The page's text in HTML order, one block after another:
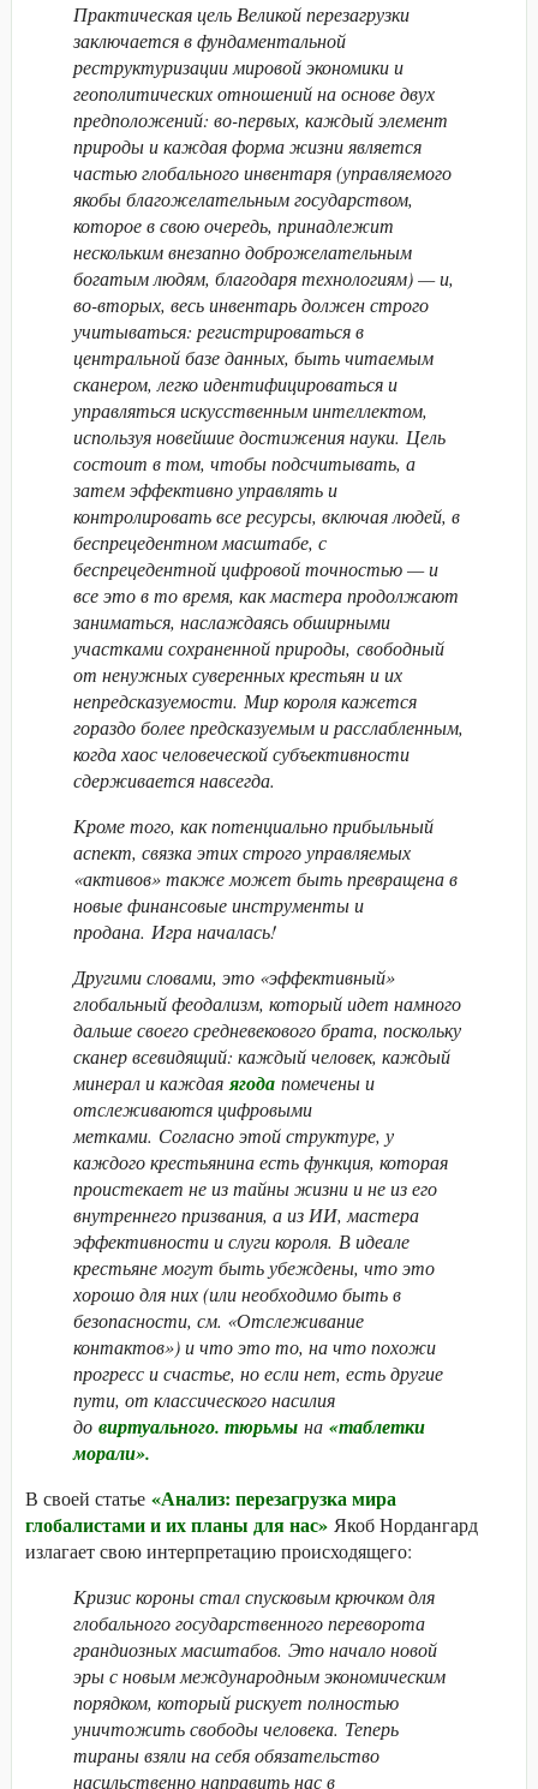
Практическая цель Великой перезагрузки
заключается в фундаментальной
реструктуризации мировой экономики и
геополитических отношений на основе двух
предположений: во-первых, каждый элемент
природы и каждая форма жизни является
частью глобального инвентаря (управляемого
якобы благожелательным государством,
которое в свою очередь, принадлежит
нескольким внезапно доброжелательным
богатым людям, благодаря технологиям) — и,
во-вторых, весь инвентарь должен строго
учитываться: регистрироваться в
центральной базе данных, быть читаемым
сканером, легко идентифицироваться и
управляться искусственным интеллектом,
используя новейшие достижения науки. Цель
состоит в том, чтобы подсчитывать, а
затем эффективно управлять и
контролировать все ресурсы, включая людей, в
беспрецедентном масштабе, с
беспрецедентной цифровой точностью — и
все это в то время, как мастера продолжают
заниматься, наслаждаясь обширными
участками сохраненной природы, свободный
от ненужных суверенных крестьян и их
непредсказуемости. Мир короля кажется
гораздо более предсказуемым и расслабленным,
когда хаос человеческой субъективности
сдерживается навсегда.
Кроме того, как потенциально прибыльный
аспект, связка этих строго управляемых
«активов» также может быть превращена в
новые финансовые инструменты и
продана. Игра началась!
Другими словами, это «эффективный»
глобальный феодализм, который идет намного
дальше своего средневекового брата, поскольку
сканер всевидящий: каждый человек, каждый
минерал и каждаяягода помечены и
отслеживаются цифровыми
метками. Согласно этой структуре, у
каждого крестьянина есть функция, которая
проистекает не из тайны жизни и не из его
внутреннего призвания, а из ИИ, мастера
эффективности и слуги короля. В идеале
крестьяне могут быть убеждены, что это
хорошо для них (или необходимо быть в
безопасности, см. «Отслеживание
контактов») и что это то, на что похожи
прогресс и счастье, но если нет, есть другие
пути, от классического насилия
до виртуального. тюрьмы на «таблетки
морали».
В своей статье «Анализ: перезагрузка мира
глобалистами и их планы для нас» Якоб Нордангард
излагает свою интерпретацию происходящего:
Кризис короны стал спусковым крючком для
глобального государственного переворота
грандиозных масштабов. Это начало новой
эры с новым международным экономическим
порядком, который рискует полностью
уничтожить свободы человека. Теперь
тираны взяли на себя обязательство
насильственно направить нас в